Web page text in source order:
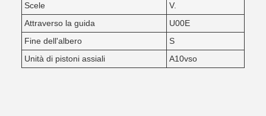
Scele
V.
Attraverso la guida
U00E
Fine dell'albero
S
Unità di pistoni assiali
A10vso